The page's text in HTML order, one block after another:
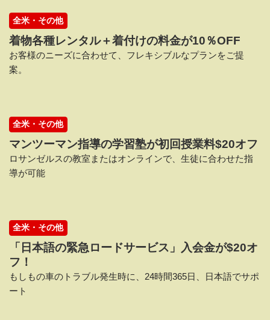
全米・その他
着物各種レンタル＋着付けの料金が10％OFF
お客様のニーズに合わせて、フレキシブルなプランをご提
案。
全米・その他
マンツーマン指導の学習塾が初回授業料$20オフ
ロサンゼルスの教室またはオンラインで、生徒に合わせた指
導が可能
全米・その他
「日本語の緊急ロードサービス」入会金が$20オ
フ！
もしもの車のトラブル発生時に、24時間365日、日本語でサポ
ート